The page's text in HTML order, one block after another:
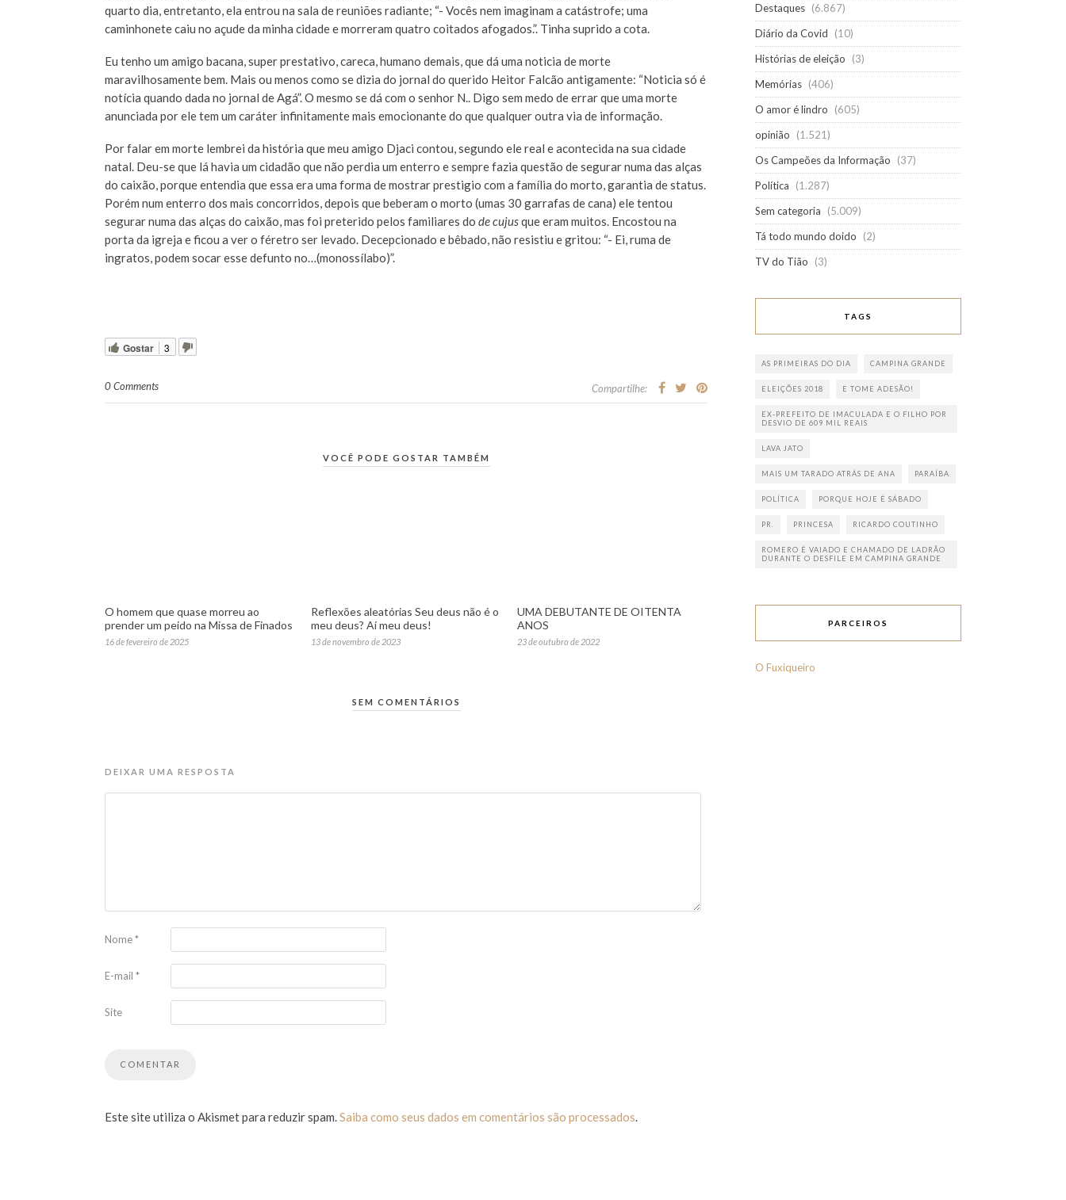
quarto dia, entretanto, ela entrou na sala de reuniões radiante; “- Vocês nem imaginam a catástrofe; uma
caminhonete caiu no açude da minha cidade e morreram quatro coitados afogados.”. Tinha suprido a cota.
Eu tenho um amigo bacana, super prestativo, careca, humano demais, que dá uma noticia de morte
maravilhosamente bem. Mais ou menos como se dizia do jornal do querido Heitor Falcão antigamente: “Noticia só é
notícia quando dada no jornal de Agá”. O mesmo se dá com o senhor N.. Digo sem medo de errar que uma morte
anunciada por ele tem um caráter infinitamente mais emocionante do que qualquer outra via de informação.
Por falar em morte lembrei da história que meu amigo Djaci contou, segundo ele real e acontecida na sua cidade
natal. Deu-se que lá havia um cidadão que não perdia um enterro e sempre fazia questão de segurar numa das alças
do caixão, porque entendia que essa era uma forma de mostrar prestigio com a família do morto, garantia de status.
Porém num enterro dos mais concorridos, depois que beberam o morto (umas 30 garrafas de cana) ele tentou
segurar numa das alças do caixão, mas foi preterido pelos familiares do de cujusque eram muitos. Encostou na
porta da igreja e ficou a ver o féretro ser levado. Decepcionado e bêbado, não resistiu e gritou: “- Ei, ruma de
ingratos, podem socar esse defunto no…(monossílabo)”.
Gostar 3
0 Comments Compartilhe:
VOCÊ PODE GOSTAR TAMBÉM
O homem que quase morreu ao
prender um peido na Missa de Finados
16 de fevereiro de 2025
Reflexões aleatórias Seu deus não é o
meu deus? Aí meu deus!
13 de novembro de 2023
UMA DEBUTANTE DE OITENTA
ANOS
23 de outubro de 2022
SEM COMENTÁRIOS
DEIXAR UMA RESPOSTA
Nome*
E-mail *
Site
Este site utiliza o Akismet para reduzir spam.Saiba como seus dados em comentários são processados.
Destaques (6.867)
Diário da Covid
(10)
Histórias de eleição
(3)
Memórias (406)
O amor é lindro
(605)
opinião
(1.521)
Os Campeões da Informação
(37)
Política
(1.287)
Sem categoria
(5.009)
Tá todo mundo doido
(2)
TV do Tião
(3)
TAGS
AS PRIMEIRAS DO DIA CAMPINA GRANDE
ELEIÇÕES 2018 E TOME ADESÃO!
EX-PREFEITO DE IMACULADA E O FILHO POR
DESVIO DE 609 MIL REAIS
LAVA JATO
MAIS UM TARADO ATRÁS DE ANA PARAÍBA
POLÍTICA PORQUE HOJE É SÁBADO
PR. PRINCESA RICARDO COUTINHO
ROMERO É VAIADO E CHAMADO DE LADRÃO
DURANTE O DESFILE EM CAMPINA GRANDE
PARCEIROS
O Fuxiqueiro